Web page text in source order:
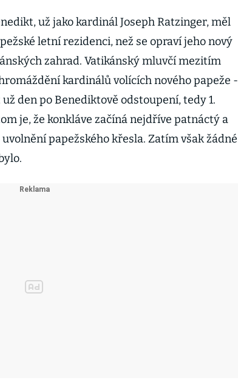
už jako kardinál Joseph Ratzinger, měl
letní rezidenci, než se opraví jeho nový
zahrad. Vatikánský mluvčí mezitím
kardinálů volících nového papeže -
den po Benediktově odstoupení, tedy 1.
je, že konkláve začíná nejdříve patnáctý a
papežského křesla. Zatím však žádné